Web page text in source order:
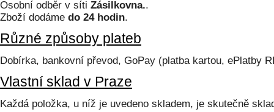
Osobní odběr v síti Zásilkovna..
Zboží dodáme do 24 hodin.
Různé způsoby plateb
Dobírka, bankovní převod, GoPay (platba kartou, ePlatby
Vlastní sklad v Praze
Každá položka, u níž je uvedeno skladem, je skutečně